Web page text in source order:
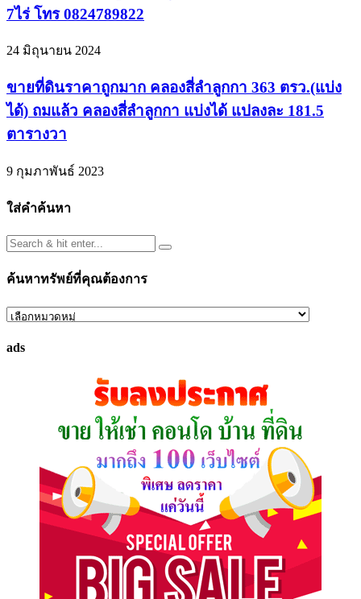
7ไร่ โทร 0824789822
24 มิถุนายน 2024
ขายที่ดินราคาถูกมาก คลองสี่ลำลูกกา 363 ตรว.(แบ่ง
ได้) ถมแล้ว คลองสี่ลำลูกกา แบ่งได้ แปลงละ 181.5
ตารางวา
9 กุมภาพันธ์ 2023
ใส่คำค้นหา
ค้นหาทรัพย์ที่คุณต้องการ
ค้นหา
ที่
ads